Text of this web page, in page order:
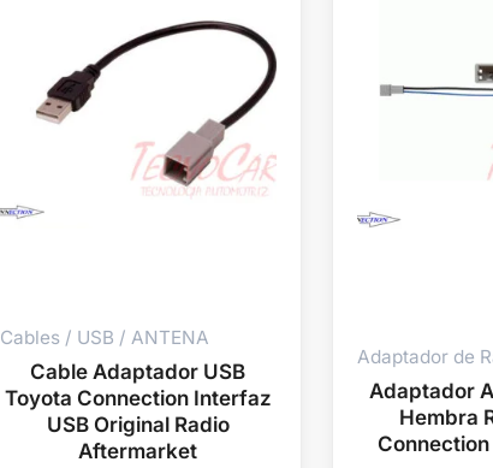
Cables / USB / ANTENA
Cable Adaptador USB
Toyota Connection Interfaz
USB Original Radio
Aftermarket
Adaptador de
Adaptador
Hembra
Connection